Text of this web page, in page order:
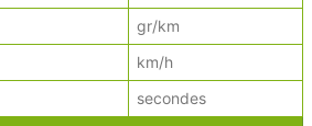
gr/km
km/h
secondes